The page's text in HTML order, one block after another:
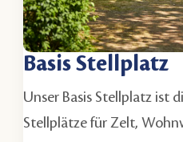
Basis Stellplatz
Unser Basis Stellplatz ist
Stellplätze für Zelt,